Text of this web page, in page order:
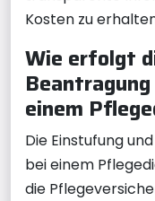
Kosten zu
Wie erfolgt
einem
Die Einstufung
bei einem
die